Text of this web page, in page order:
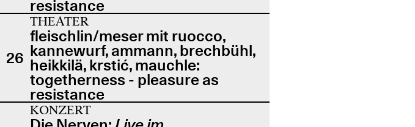
resistance
26
THEATER
fleischlin/meser mit ruocco,
kannewurf, ammann, brechbühl,
heikkilä, krstić, mauchle:
togetherness - pleasure as
resistance
KONZERT